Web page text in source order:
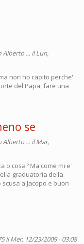
Alberto ... il Lun,
non ho capito perche'
del Papa, fare una
se
Alberto ... il Mar,
o cosa? Ma come mi e'
graduatoria della
a Jacopo e buon
il Mer, 12/23/2009 - 03:08